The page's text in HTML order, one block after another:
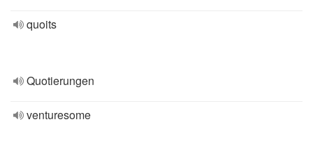
quoits
Quotierungen
venturesome